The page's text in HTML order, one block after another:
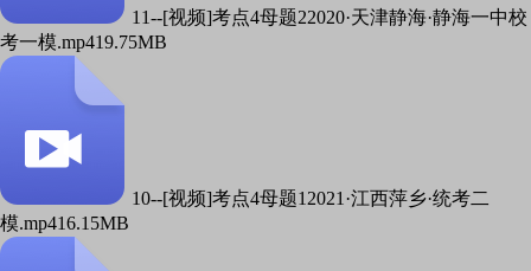
11--[视频]考点4母题22020·天津静海·静海一中校
考一模.mp419.75MB
10--[视频]考点4母题12021·江西萍乡·统考二
模.mp416.15MB